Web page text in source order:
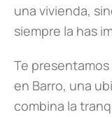
una vivienda,
siempre la has
Te
en Barro, una
combina la